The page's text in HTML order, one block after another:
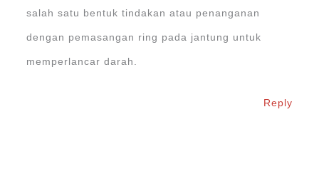
salah satu bentuk tindakan atau penanganan
dengan pemasangan ring pada jantung untuk
memperlancar darah.
Reply